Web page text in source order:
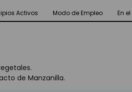
Activos Modo de Empleo En
de Manzanilla.